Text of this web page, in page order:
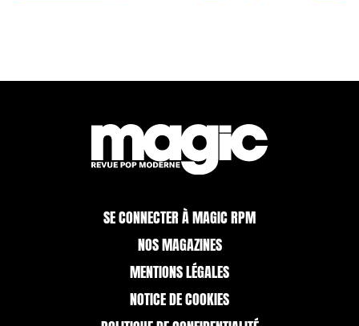
SE CONNECTER À MAGIC RPM
NOS MAGAZINES
MENTIONS LÉGALES
NOTICE DE COOKIES